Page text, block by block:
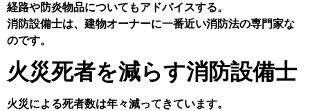
経路や防炎物品についてもアドバイスする。
消防設備士は、建物オーナーに一番近い消防法の専門家な
のです。
火災死者を減らす消防設備士
火災による死者数は年々減ってきています。